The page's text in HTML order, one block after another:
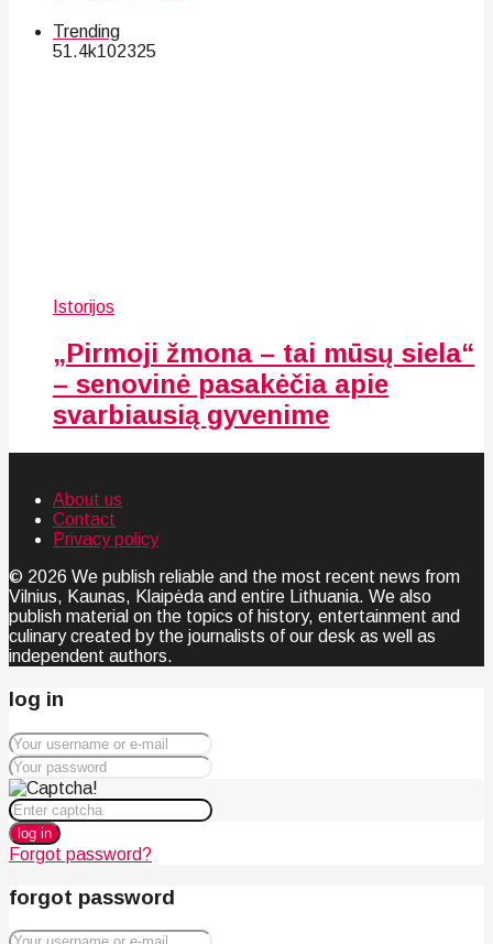
Trending
51.4k102325
Istorijos
„Pirmoji žmona – tai mūsų siela“
– senovinė pasakėčia apie
svarbiausią gyvenime
About us
Contact
Privacy policy
© 2026 We publish reliable and the most recent news from
Vilnius, Kaunas, Klaipėda and entire Lithuania. We also
publish material on the topics of history, entertainment and
culinary created by the journalists of our desk as well as
independent authors.
log in
log in
Forgot password?
forgot password